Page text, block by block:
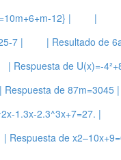
12} |
|
7 |
| Resultado de
| Respuesta de U(x)=-
| Respuesta de 87m=3045 |
1.3x-2.3^3x+7=27. |
| Respuesta de